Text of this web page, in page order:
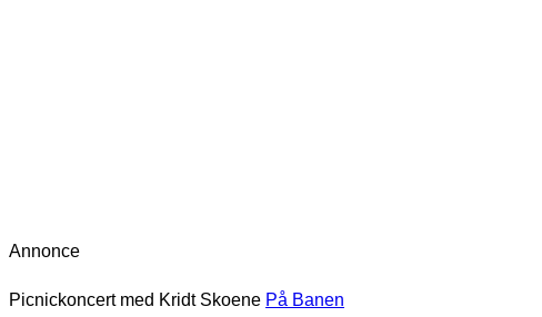
Annonce
Picnickoncert med Kridt Skoene På Banen